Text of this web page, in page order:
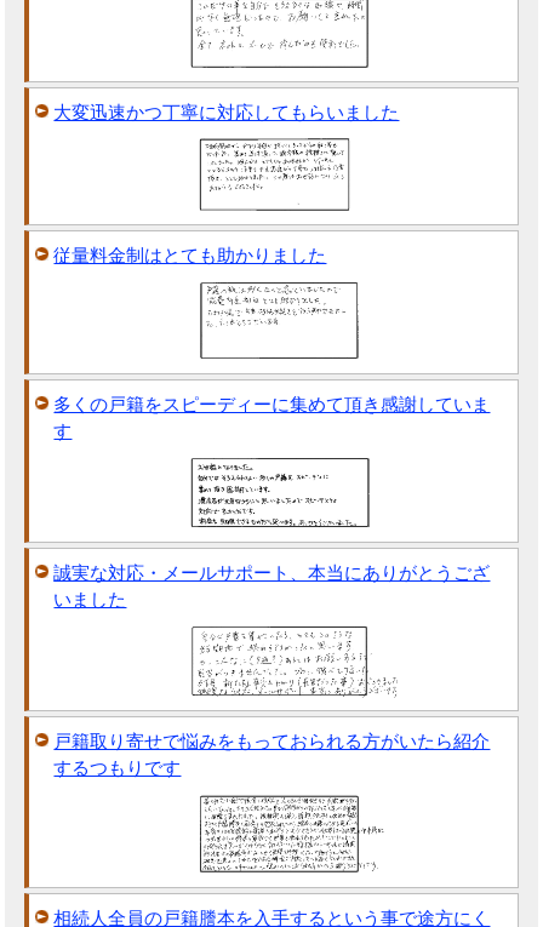
大変迅速かつ丁寧に対応してもらいました
従量料金制はとても助かりました
多くの戸籍をスピーディーに集めて頂き感謝していま
す
誠実な対応・メールサポート、本当にありがとうござ
いました
戸籍取り寄せで悩みをもっておられる方がいたら紹介
するつもりです
相続人全員の戸籍謄本を入手するという事で途方にく